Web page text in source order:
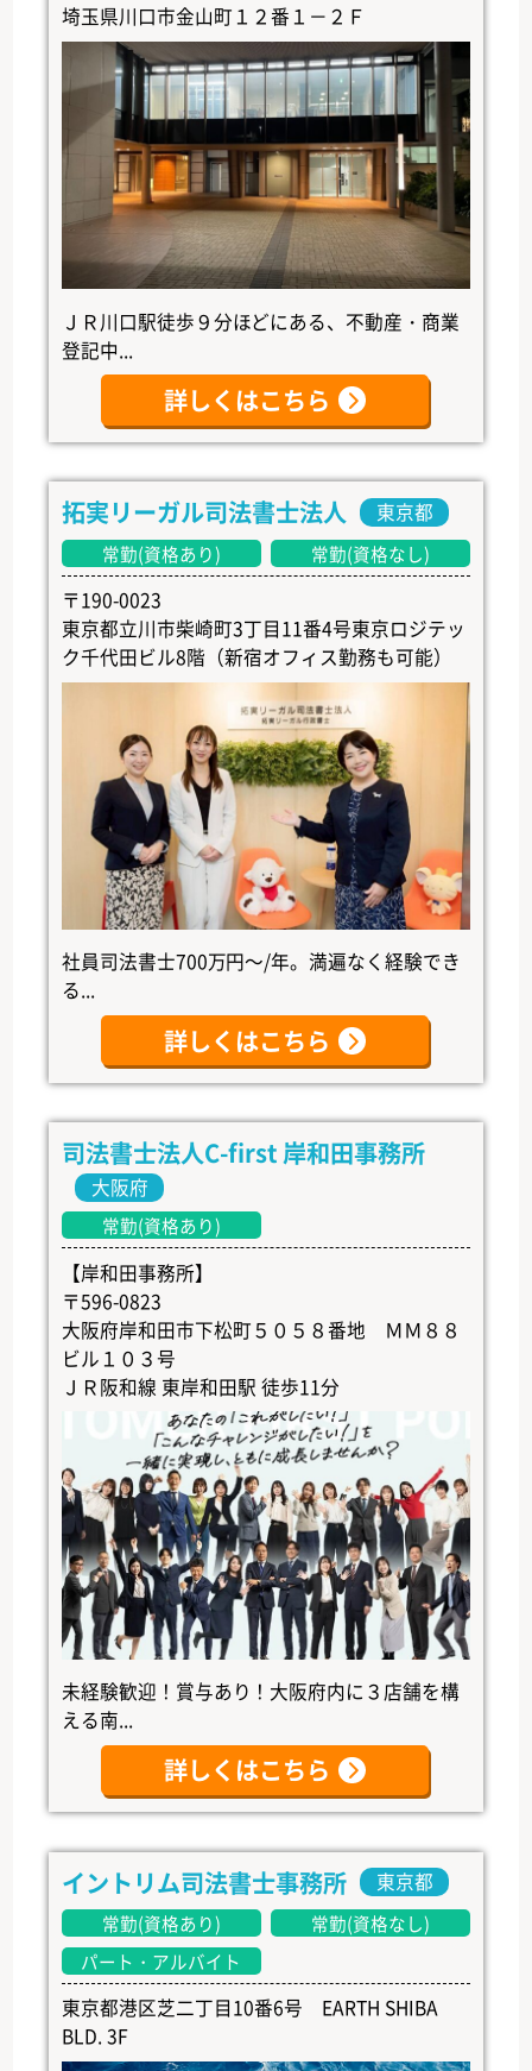
埼玉県川口市金山町１２番１－２Ｆ
ＪＲ川口駅徒歩９分ほどにある、不動産・商業
登記中...
詳しくはこちら
拓実リーガル司法書士法人 東京都
常勤(資格あり) 常勤(資格なし)
〒190-0023
東京都立川市柴崎町3丁目11番4号東京ロジテッ
ク千代田ビル8階（新宿オフィス勤務も可能）
社員司法書士700万円～/年。満遍なく経験でき
る...
詳しくはこちら
司法書士法人C-first 岸和田事務所
大阪府
常勤(資格あり)
【岸和田事務所】
〒596-0823
大阪府岸和田市下松町５０５８番地 ＭＭ８８
ビル１０３号
ＪＲ阪和線 東岸和田駅 徒歩11分
未経験歓迎！賞与あり！大阪府内に３店舗を構
える南...
詳しくはこちら
イントリム司法書士事務所 東京都
常勤(資格あり)
常勤(資格なし)
パート・アルバイト
東京都港区芝二丁目10番6号 EARTH SHIBA
BLD. 3F